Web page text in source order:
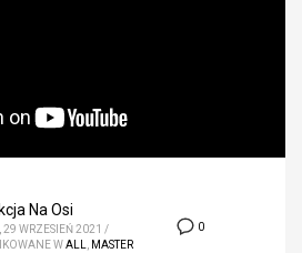
0
Na Osi
29 WRZESIEŃ 2021 /
WALL
MASTER